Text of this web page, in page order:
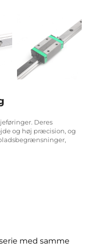
Deres
og høj præcision, og
med samme